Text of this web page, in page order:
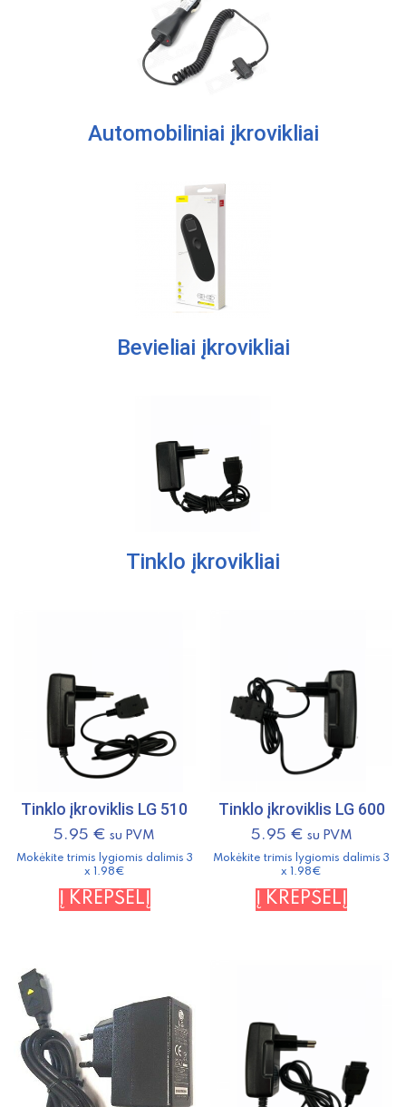
Automobiliniai įkrovikliai
Bevieliai įkrovikliai
Tinklo įkrovikliai
Tinklo įkroviklis LG 510
5.95 € su PVM
Mokėkite trimis lygiomis dalimis 3
x 1.98€
Į KREPŠELĮ
Tinklo įkroviklis LG 600
5.95 € su PVM
Mokėkite trimis lygiomis dalimis 3
x 1.98€
Į KREPŠELĮ